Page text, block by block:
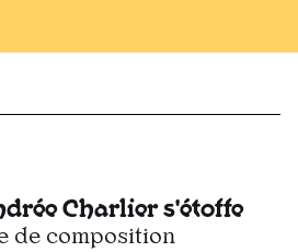
par e-mail
l’url
Charlier s'étoffe
de composition